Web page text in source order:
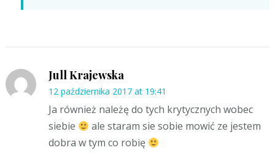
Jull Krajewska
12 października 2017 at 19:41
Ja również należę do tych krytycznych wobec
siebie
ale staram sie sobie mowić ze jestem
dobra w tym co robię